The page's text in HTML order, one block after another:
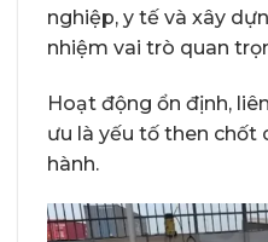
nghiệp, y tế và xây
nhiệm vai trò quan
Hoạt động ổn định,
ưu là yếu tố then chốt
hành.